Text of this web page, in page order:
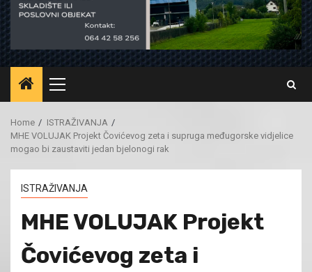
Primary
Menu
Home
ISTRAŽIVANJA
MHE VOLUJAK Projekt Čovićevog zeta i supruga međugorske vidjelice
mogao bi zaustaviti jedan bjelonogi rak
ISTRAŽIVANJA
MHE VOLUJAK Projekt
Čovićevog zeta i